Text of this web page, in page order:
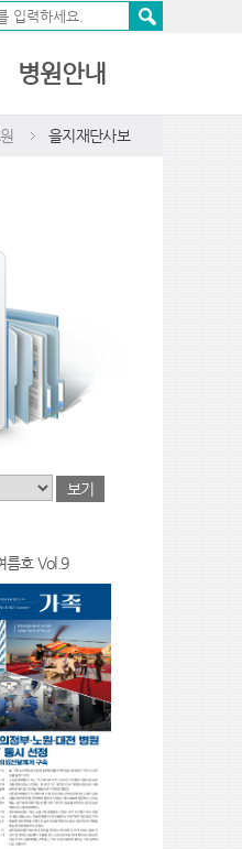
병원안내
을지재단사보
보기
름호 Vol.9